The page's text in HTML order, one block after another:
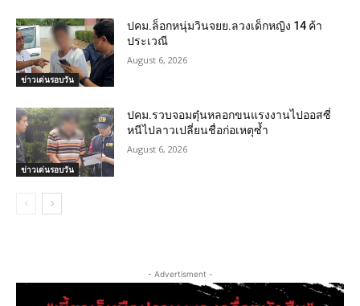
ข่าวเด่นรอบวัน
ปคม.ล็อกหนุ่มวินจยย.ลวงเด็กหญิง 14 ค้า
ประเวณี
August 6, 2026
ข่าวเด่นรอบวัน
ปคม.รวบจอมตุ๋นหลอกขนแรงงานไปออสซี่
หนีไปลาวเปลี่ยนชื่อก่อเหตุซ้ำ
August 6, 2026
- Advertisment -